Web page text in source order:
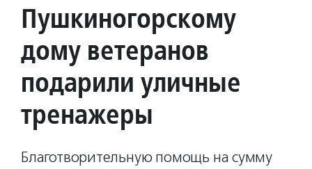
Пушкиногорскому
дому ветеранов
подарили уличные
тренажеры
Благотворительную помощь на сумму